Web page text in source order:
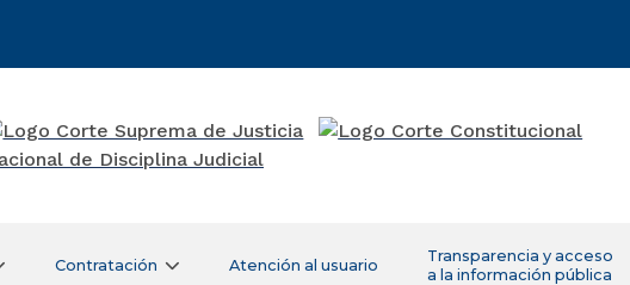
Contratación Atención al usuario
Transparencia y acceso
a la información pública